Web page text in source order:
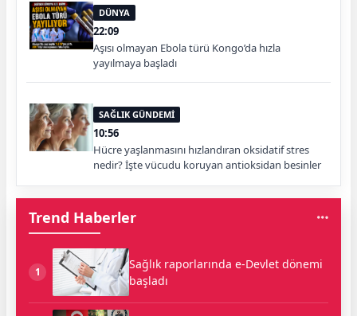
DÜNYA
22:09
Aşısı olmayan Ebola türü Kongo’da hızla
yayılmaya başladı
SAĞLIK GÜNDEMİ
10:56
Hücre yaşlanmasını hızlandıran oksidatif stres
nedir? İşte vücudu koruyan antioksidan besinler
Trend Haberler
1
Sağlık raporlarında e-Devlet dönemi
başladı